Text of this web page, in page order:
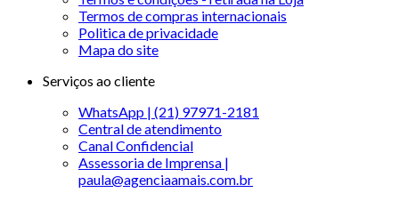
Termos de compras internacionais
Politica de privacidade
Mapa do site
Serviços ao cliente
WhatsApp | (21) 97971-2181
Central de atendimento
Canal Confidencial
Assessoria de Imprensa |
paula@agenciaamais.com.br